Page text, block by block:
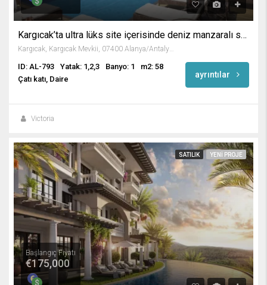
Kargıcak’ta ultra lüks site içerisinde deniz manzaralı satılık daireler
ID: AL-793 Yatak: 1,2,3 Banyo: 1
m2: 58
Çatı katı, Daire
ayrıntılar
Victoria
SATILIK YENI PROJE
Başlangıç Fiyatı
€175,000